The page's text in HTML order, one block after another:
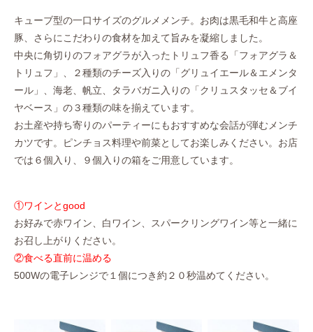
キューブ型の一口サイズのグルメメンチ。お肉は黒毛和牛と高座
豚、さらにこだわりの食材を加えて旨みを凝縮しました。
中央に角切りのフォアグラが入ったトリュフ香る「フォアグラ＆
トリュフ」、２種類のチーズ入りの「グリュイエール＆エメンタ
ール」、海老、帆立、タラバガニ入りの「クリュスタッセ＆ブイ
ヤベース」の３種類の味を揃えています。
お土産や持ち寄りのパーティーにもおすすめな会話が弾むメンチ
カツです。ピンチョス料理や前菜としてお楽しみください。お店
では６個入り、９個入りの箱をご用意しています。
①ワインとgood
お好みで赤ワイン、白ワイン、スパークリングワイン等と一緒に
お召し上がりください。
②食べる直前に温める
500Wの電子レンジで１個につき約２０秒温めてください。